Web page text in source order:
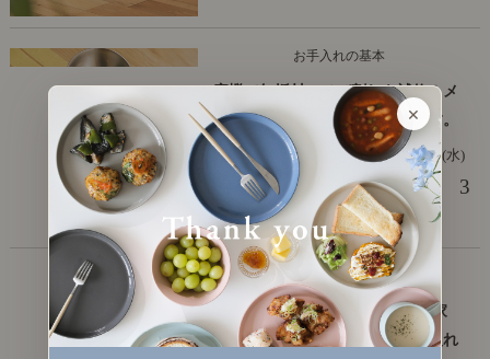
お手入れの基本
蜜蝋で無垢材のひび割れを補修！メ
ンテナンス方法を徹底解説します。
2025年1月15日(水)
リセノ品質管理部 3
お手入れの基本
大掃除でやることリスト一覧！ 家
具・インテリア別の掃除・お手入れ
×